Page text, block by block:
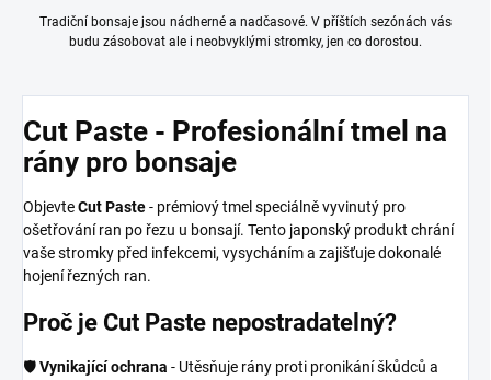
Tradiční bonsaje jsou nádherné a nadčasové. V příštích sezónách vás
budu zásobovat ale i neobvyklými stromky, jen co dorostou.
Cut Paste - Profesionální tmel na
rány pro bonsaje
ObjevteCut Paste- prémiový tmel speciálně vyvinutý pro
ošetřování ran po řezu u bonsají. Tento japonský produkt chrání
vaše stromky před infekcemi, vysycháním a zajišťuje dokonalé
hojení řezných ran.
Proč je Cut Paste nepostradatelný?
🛡️Vynikající ochrana - Utěsňuje rány proti pronikání škůdců a